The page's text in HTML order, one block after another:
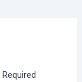
Required